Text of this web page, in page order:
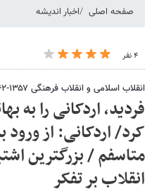
صفحه اصلی اخبار اندیشه
۴ نفر
انقلاب اسلامی و انقلاب فرهنگی ۱۳۵۷-۱۳۶۲ در روایت رضا داوری اردکانی
فردید، اردکانی را به
کرد/ اردکانی: از ورود
متاسفم / بزرگترین
انقلاب بر تفکر